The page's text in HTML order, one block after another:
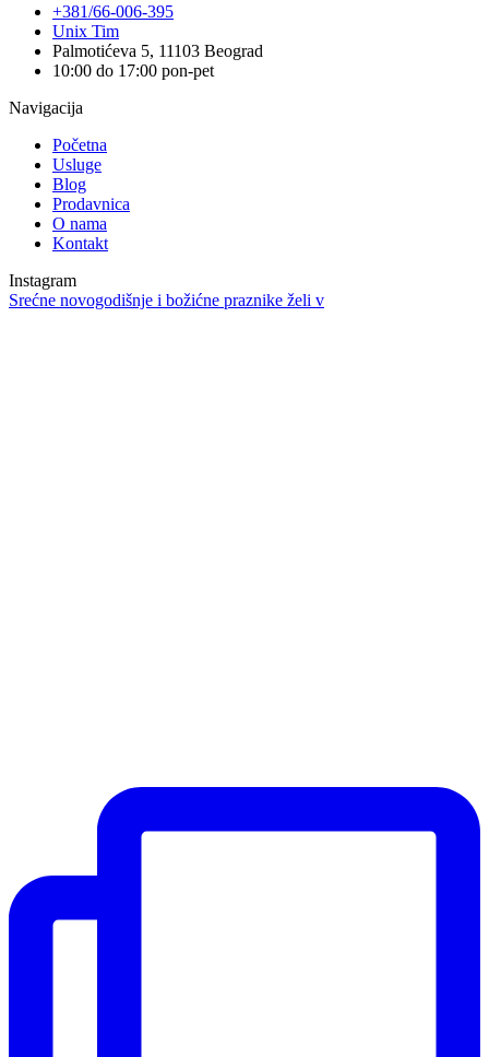
+381/66-006-395
Unix Tim
Palmotićeva 5, 11103 Beograd
10:00 do 17:00 pon-pet
Navigacija
Početna
Usluge
Blog
Prodavnica
O nama
Kontakt
Instagram
Srećne novogodišnje i božićne praznike želi v